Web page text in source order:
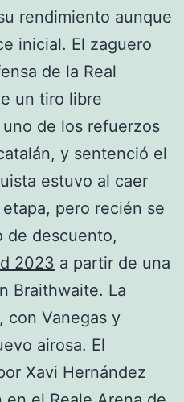
rendimiento aunque
inicial. El zaguero
de la Real
un tiro libre
de los refuerzos
y sentenció el
estuvo al caer
pero recién se
de descuento,
2023 a partir de una
Braithwaite. La
con Vanegas y
airosa. El
Xavi Hernández